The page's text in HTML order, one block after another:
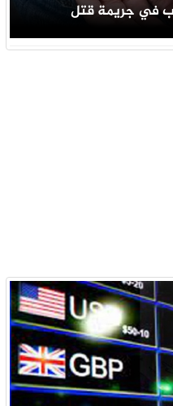
في جريمة قتل